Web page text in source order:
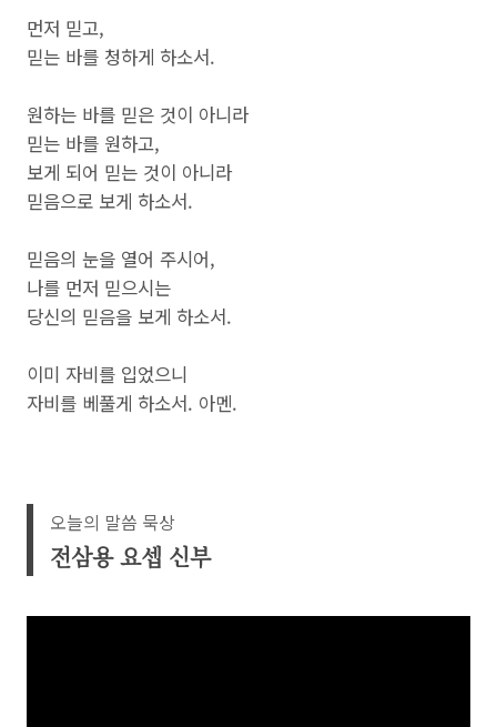
먼저 믿고,
믿는 바를 청하게 하소서.
원하는 바를 믿은 것이 아니라
믿는 바를 원하고,
보게 되어 믿는 것이 아니라
믿음으로 보게 하소서.
믿음의 눈을 열어 주시어,
나를 먼저 믿으시는
당신의 믿음을 보게 하소서.
이미 자비를 입었으니
자비를 베풀게 하소서. 아멘.
오늘의 말씀 묵상
전삼용 요셉 신부